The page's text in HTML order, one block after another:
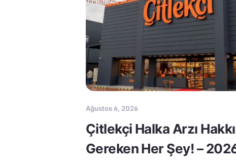
Ağustos 6, 2026
Çitlekçi Halka Arzı
Gereken Her Şey! –